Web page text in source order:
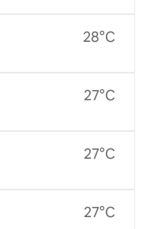
28°C
27°C
27°C
27°C